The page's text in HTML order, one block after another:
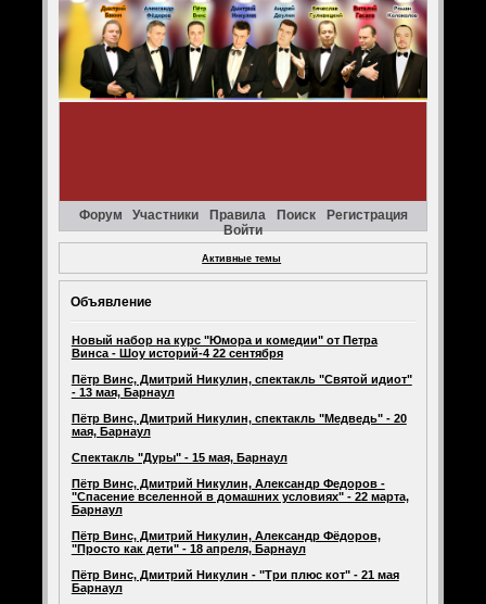
Форум Участники Правила Поиск
Регистрация
Войти
Активные темы
Объявление
Новый набор на курс "Юмора и комедии" от Петра
Винса - Шоу историй-4 22 сентября
Пётр Винс, Дмитрий Никулин, спектакль "Святой идиот"
- 13 мая, Барнаул
Пётр Винс, Дмитрий Никулин, спектакль "Медведь" - 20
мая, Барнаул
Спектакль "Дуры" - 15 мая, Барнаул
Пётр Винс, Дмитрий Никулин, Александр Федоров -
"Спасение вселенной в домашних условиях" - 22 марта,
Барнаул
Пётр Винс, Дмитрий Никулин, Александр Фёдоров,
"Просто как дети" - 18 апреля, Барнаул
Пётр Винс, Дмитрий Никулин - "Три плюс кот" - 21 мая
Барнаул